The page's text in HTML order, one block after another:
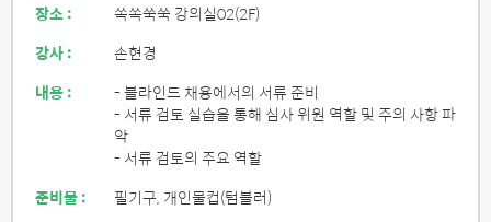
장소 :
쏙쏙쑥쑥 강의실02(2F)
강사 :
손현경
내용 :
- 블라인드 채용에서의 서류 준비
- 서류 검토 실습을 통해 심사 위원 역할 및 주의 사항 파
악
- 서류 검토의 주요 역할
준비물 :
필기구, 개인물컵(텀블러)